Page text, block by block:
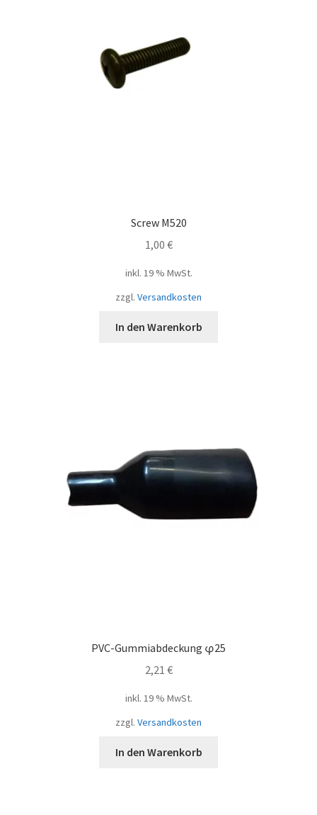
Screw M520
1,00 €
inkl. 19 % MwSt.
zzgl. Versandkosten
In den Warenkorb
PVC-Gummiabdeckung φ25
2,21 €
inkl. 19 % MwSt.
zzgl. Versandkosten
In den Warenkorb